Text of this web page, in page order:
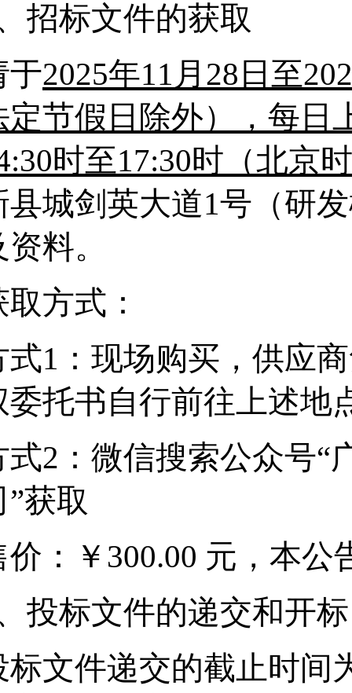
招标文件的获取
于2025年11 月 28 日至
定节假日除外），每日
:30时至17:30时（北京
县城剑英大道1号（研
料。
取方式：
式1：现场购买，供应
委托书自行前往上述地
式2：微信搜索公众号“
”获取
价：￥ 300.00 元，本
投标文件的递交和开标
标文件递交的截止时间